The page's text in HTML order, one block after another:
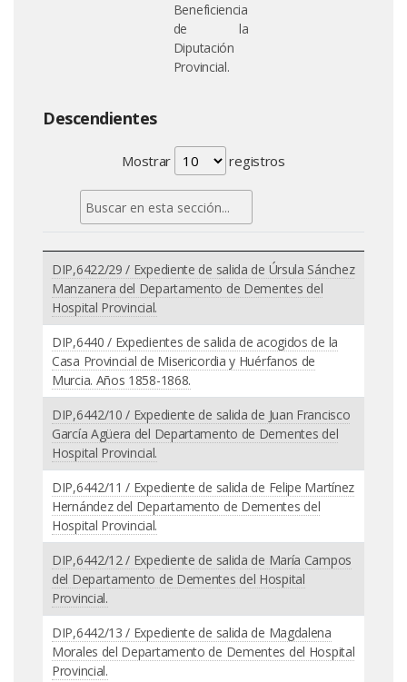
Beneficiencia
de la
Diputación
Provincial.
Descendientes
Mostrar registros
DIP,6422/29 / Expediente de salida de Úrsula Sánchez
Manzanera del Departamento de Dementes del
Hospital Provincial.
DIP,6440 / Expedientes de salida de acogidos de la
Casa Provincial de Misericordia y Huérfanos de
Murcia. Años 1858-1868.
DIP,6442/10 / Expediente de salida de Juan Francisco
García Agüera del Departamento de Dementes del
Hospital Provincial.
DIP,6442/11 / Expediente de salida de Felipe Martínez
Hernández del Departamento de Dementes del
Hospital Provincial.
DIP,6442/12 / Expediente de salida de María Campos
del Departamento de Dementes del Hospital
Provincial.
DIP,6442/13 / Expediente de salida de Magdalena
Morales del Departamento de Dementes del Hospital
Provincial.